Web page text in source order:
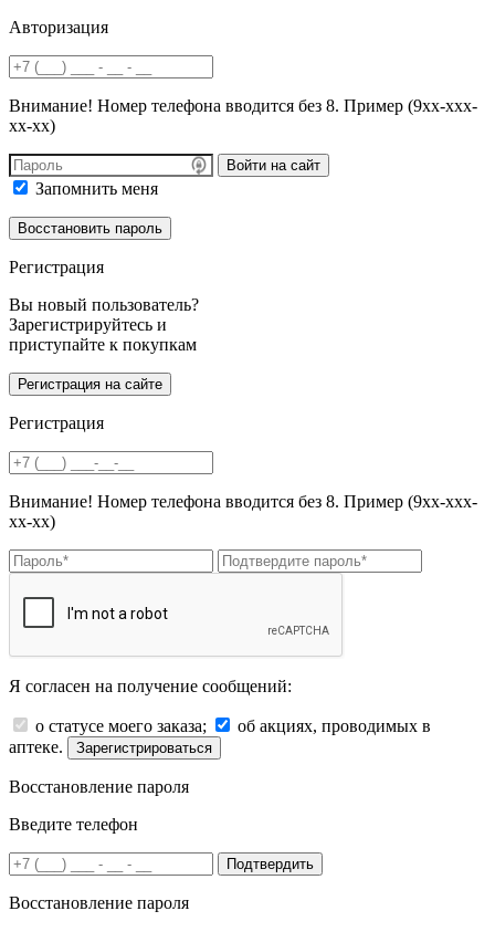
Авторизация
Внимание! Номер телефона вводится без 8. Пример (9хх-ххх-
хх-хх)
Войти на сайт
Запомнить меня
Регистрация
Вы новый пользователь?
Зарегистрируйтесь и
приступайте к покупкам
Регистрация
Внимание! Номер телефона вводится без 8. Пример (9хх-ххх-
хх-хх)
Я согласен на получение сообщений:
о статусе моего заказа;
об акциях, проводимых в
аптеке.
Зарегистрироваться
Восстановление пароля
Введите телефон
Подтвердить
Восстановление пароля